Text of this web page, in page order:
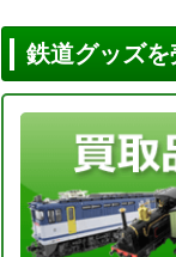
鉄道グッズ